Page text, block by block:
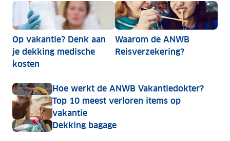
Op vakantie? Denk aan
je dekking medische
kosten
Waarom de ANWB
Reisverzekering?
Hoe werkt de ANWB Vakantiedokter?
Top 10 meest verloren items op
vakantie
Dekking bagage